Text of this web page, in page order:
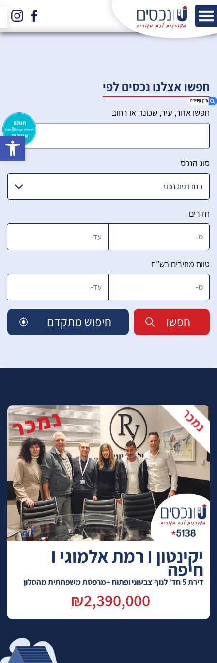
חפשו אצלנו נכסים לפי
חפשו אזור, עיר, שכונה או רחוב
סוג הנכס
חדרים
טווח מחירים בש”ח
חפשו חיפוש מתקדם
יקינטון I רמת אלמוגי I
חיפה
דירת 5 חד' לנוף צבעוני ופתוח +מרפסת משפחתית מהסלון
₪2,390,000